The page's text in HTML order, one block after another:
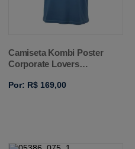
Camiseta Kombi Poster
Corporate Lovers
Por: R$ 169,00